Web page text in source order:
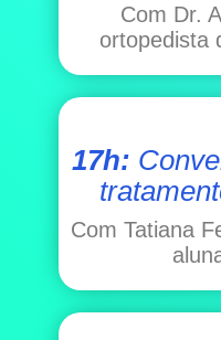
Com Dr.
ortopedista
17h:
Com Tatiana